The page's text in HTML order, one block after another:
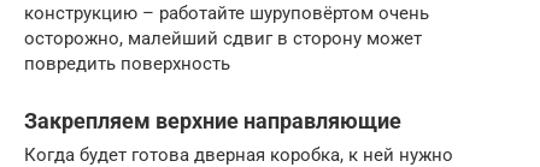
конструкцию – работайте шуруповёртом очень
осторожно, малейший сдвиг в сторону может
повредить поверхность
Закрепляем верхние направляющие
Когда будет готова дверная коробка, к ней нужно